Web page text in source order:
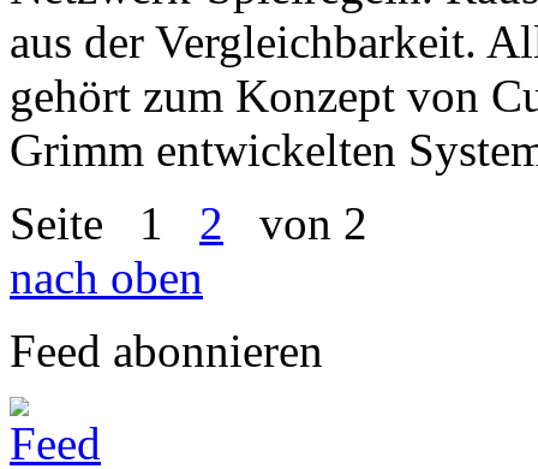
aus der Vergleichbarkeit.
gehört zum Konzept von
Grimm entwickelten
Seite 1 2 von 2
nach oben
Feed abonnieren